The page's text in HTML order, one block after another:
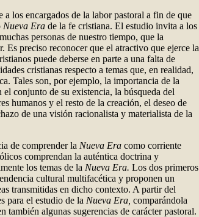
los encargados de la labor pastoral a fin de que
Nueva Era de la fe cristiana. El estudio invita a los
personas de nuestro tiempo, que la
Es preciso reconocer que el atractivo que ejerce la
puede deberse en parte a una falta de
cristianas respecto a temas que, en realidad,
Tales son, por ejemplo, la importancia de la
conjunto de su existencia, la búsqueda del
humanos y el resto de la creación, el deseo de
de una visión racionalista y materialista de la
de comprender la Nueva Era como corriente
comprendan la auténtica doctrina y
los temas de la Nueva Era. Los dos primeros
cultural multifacética y proponen un
transmitidas en dicho contexto. A partir del
para el estudio de la Nueva Era, comparándola
también algunas sugerencias de carácter pastoral.